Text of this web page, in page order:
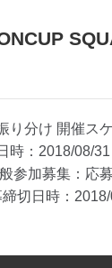
り分け 開催ス
時：2018/08/31
参加募集：応
切日時：